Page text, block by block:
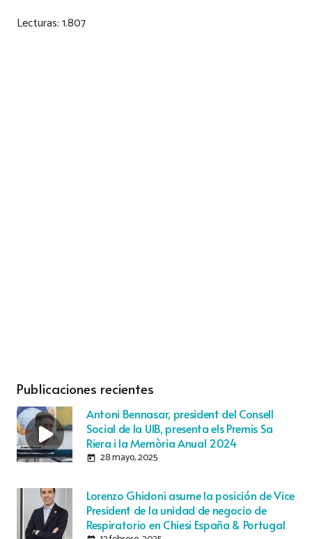
Lecturas:1.807
Publicaciones recientes
Antoni Bennasar, president del Consell
Social de la UIB, presenta els Premis Sa
Riera i la Memòria Anual 2024
today 28 mayo, 2025
Lorenzo Ghidoni asume la posición de Vice
President de la unidad de negocio de
Respiratorio en Chiesi España & Portugal